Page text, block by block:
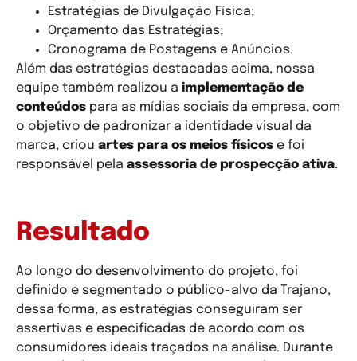
Estratégias de Divulgação Física;
Orçamento das Estratégias;
Cronograma de Postagens e Anúncios.
Além das estratégias destacadas acima, nossa
equipe também realizou a implementação de
conteúdos para as mídias sociais da empresa, com
o objetivo de padronizar a identidade visual da
marca, criou artes para os meios físicos e foi
responsável pela assessoria de prospecção ativa.
Resultado
Ao longo do desenvolvimento do projeto, foi
definido e segmentado o público-alvo da Trajano,
dessa forma, as estratégias conseguiram ser
assertivas e especificadas de acordo com os
consumidores ideais traçados na análise. Durante